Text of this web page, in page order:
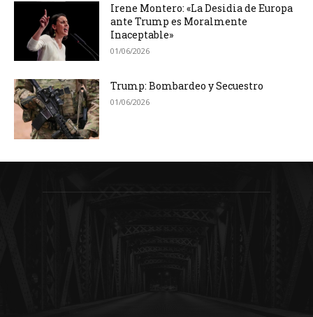
Irene Montero: «La Desidia de Europa
ante Trump es Moralmente
Inaceptable»
01/06/2026
Trump: Bombardeo y Secuestro
01/06/2026